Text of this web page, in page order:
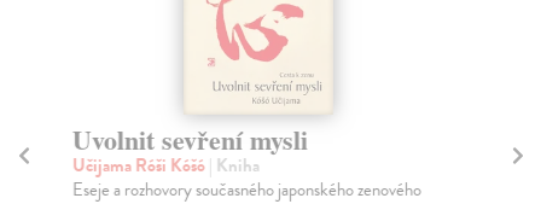
Uvolnit sevření mysli
Učijama Róši Kóšó| Kniha
Eseje a rozhovory současného japonského zenového